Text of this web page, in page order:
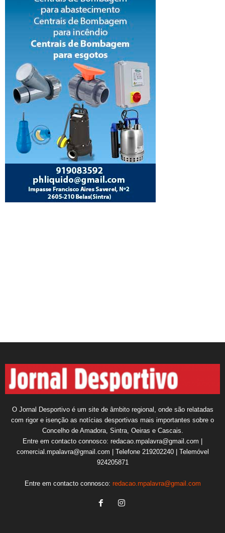
O Jornal Desportivo é um site de âmbito regional, onde são relatadas
com rigor e isenção as notícias desportivas mais importantes sobre o
Concelho de Amadora, Sintra, Oeiras e Cascais.
Entre em contacto connosco: redacao.mpalavra@gmail.com |
comercial.mpalavra@gmail.com | Telefone 219202240 | Telemóvel
924205871
Entre em contacto connosco: redacao.mpalavra@gmail.com